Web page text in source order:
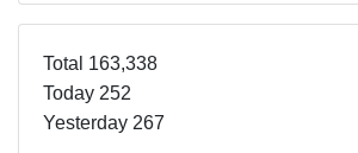
Total 163,338
Today 252
Yesterday 267